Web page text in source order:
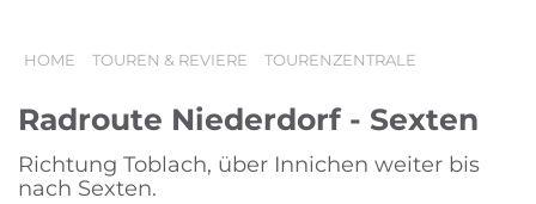
HOME TOUREN & REVIERE TOURENZENTRALE
Radroute Niederdorf - Sexten
Richtung Toblach, über Innichen weiter bis
nach Sexten.